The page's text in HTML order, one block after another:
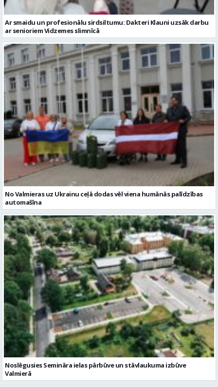
Ar smaidu un profesionālu sirdsiltumu: Dakteri Klauni uzsāk darbu
ar senioriem Vidzemes slimnīcā
No Valmieras uz Ukrainu ceļā dodas vēl viena humānās palīdzības
automašīna
Noslēgusies Semināra ielas pārbūve un stāvlaukuma izbūve
Valmierā